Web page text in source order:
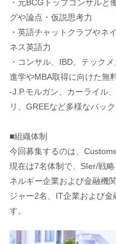
・元BCGトップコンサルと
グや論点・仮説思考力
・英語チャットクラブやネ
ネス英語力
・コンサル、IBD、テック
進学やMBA取得に向けた無
-J.P.モルガン、カーライル
リ、GREEなど多様なバッ
■組織体制
今回募集するのは、
現在は7名体制で、SIer/戦
ネルギー企業および金融機
ジャー2名、IT企業および
す。